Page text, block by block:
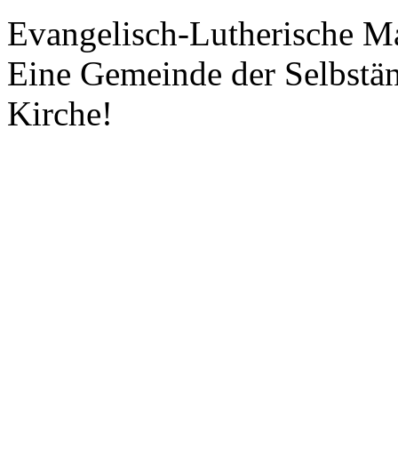
Evangelisch-Lutherische
Eine Gemeinde der
Kirche!